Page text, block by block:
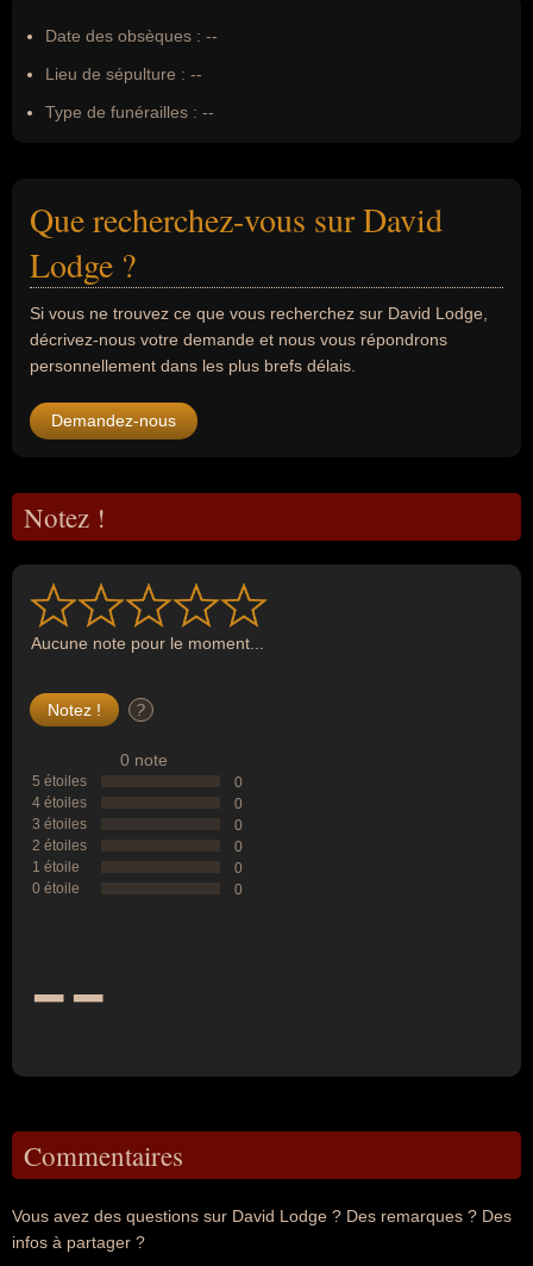
Date des obsèques : --
Lieu de sépulture : --
Type de funérailles : --
Que recherchez-vous sur David
Lodge ?
Si vous ne trouvez ce que vous recherchez sur David Lodge,
décrivez-nous votre demande et nous vous répondrons
personnellement dans les plus brefs délais.
Demandez-nous
Notez !
Aucune note pour le moment...
?
0 note
5 étoiles
0
4 étoiles
0
3 étoiles
0
2 étoiles
0
1 étoile
0
0 étoile
0
--
Commentaires
Vous avez des questions sur David Lodge ? Des remarques ? Des
infos à partager ?